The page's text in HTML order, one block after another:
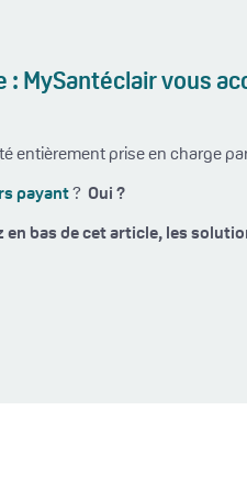
MySantéclair vous
entièrement prise en charge
payant? Oui ?
en bas de cet article, les